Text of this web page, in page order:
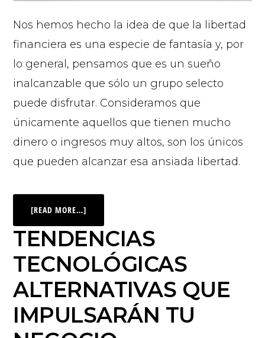
Nos hemos hecho la idea de que la libertad
financiera es una especie de fantasía y, por
lo general, pensamos que es un sueño
inalcanzable que sólo un grupo selecto
puede disfrutar. Consideramos que
únicamente aquellos que tienen mucho
dinero o ingresos muy altos, son los únicos
que pueden alcanzar esa ansiada libertad.
[READ MORE…]
TENDENCIAS
TECNOLÓGICAS
ALTERNATIVAS QUE
IMPULSARÁN TU